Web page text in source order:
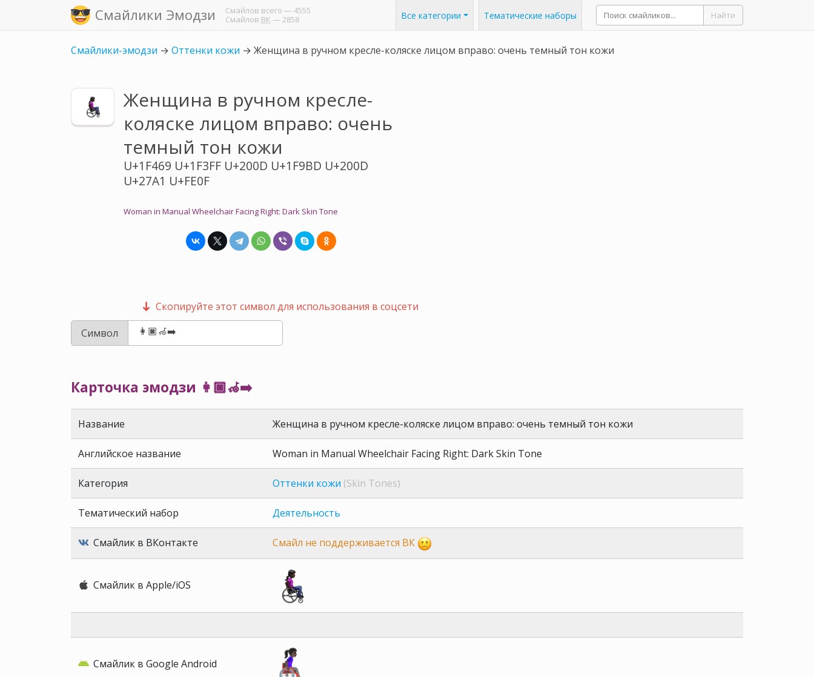
Смайлики Эмодзи Смайлов всего — 4555
Смайлов ВК — 2858 Все категории Тематические наборы Найти
Смайлики-эмодзи → Оттенки кожи → Женщина в ручном кресле-коляске лицом вправо: очень темный тон кожи
Женщина в ручном кресле-
коляске лицом вправо: очень
темный тон кожи
U+1F469 U+1F3FF U+200D U+1F9BD U+200D
U+27A1 U+FE0F
Woman in Manual Wheelchair Facing Right: Dark Skin Tone
Скопируйте этот символ для использования в соцсети
Символ
Карточка эмодзи 👩🏿‍🦽‍➡️
Название Женщина в ручном кресле-коляске лицом вправо: очень темный тон кожи
Английское название Woman in Manual Wheelchair Facing Right: Dark Skin Tone
Категория Оттенки кожи (Skin Tones)
Тематический набор Деятельность
Смайлик в ВКонтакте Смайл не поддерживается ВК
Смайлик в Apple/iOS
Смайлик в Google Android